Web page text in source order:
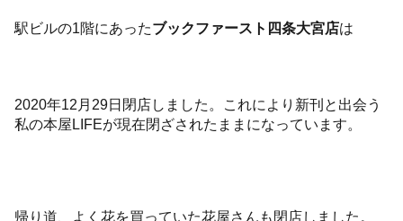
駅ビルの1階にあったブックファースト四条大宮店は
2020年12月29日閉店しました。これにより新刊と出会う
私の本屋LIFEが現在閉ざされたままになっています。
帰り道、よく花を買っていた花屋さんも閉店しました。